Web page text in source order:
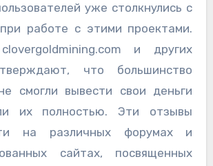
уже столкнулись с
работе с этими проектами.
и других
что большинство
смогли вывести свои деньги
их полностью. Эти отзывы
на различных форумах и
сайтах, посвященных